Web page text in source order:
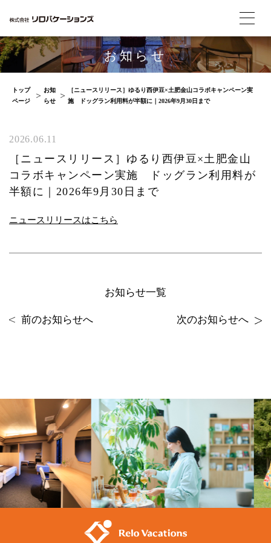
お知らせ
トップ
ページ
お知
らせ
［ニュースリリース］ゆるり西伊豆×土肥金山コラボキャンペーン実
施 ドッグラン利用料が半額に｜2026年9月30日まで
2026.06.11
［ニュースリリース］ゆるり西伊豆×土肥金山
コラボキャンペーン実施 ドッグラン利用料が
半額に｜2026年9月30日まで
ニュースリリースはこちら
前のお知らせへ
お知らせ一覧
次のお知らせへ